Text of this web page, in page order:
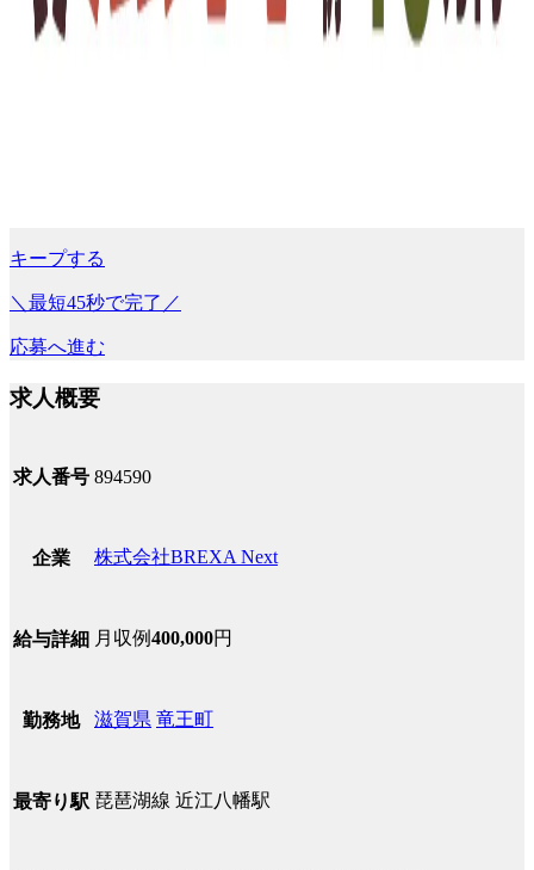
キープする
＼最短45秒で完了／
応募へ進む
求人概要
求人番号 894590
企業 株式会社BREXA Next
給与詳細 月収例400,000円
勤務地 滋賀県 竜王町
最寄り駅 琵琶湖線 近江八幡駅